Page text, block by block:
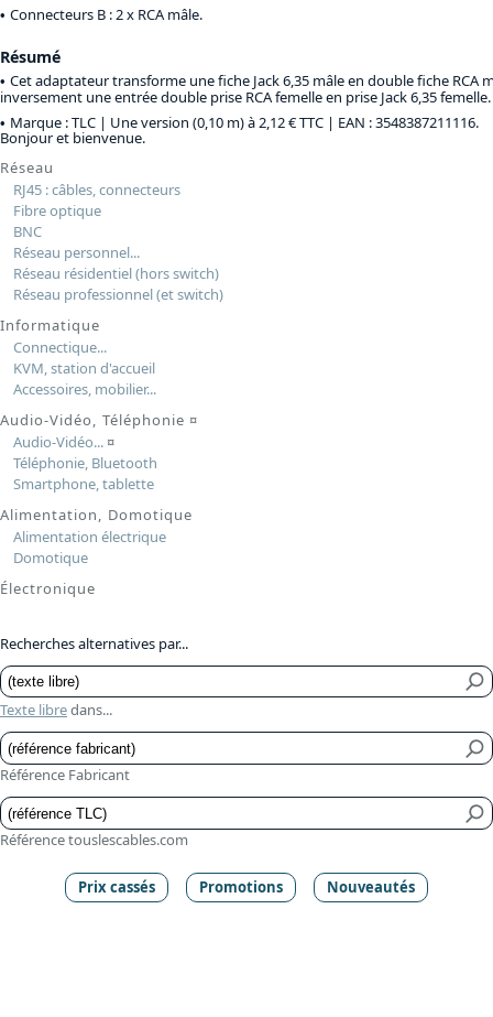
Connecteurs B : 2 x RCA mâle.
Résumé
Cet adaptateur transforme une fiche Jack 6,35 mâle en double fiche RCA
inversement une entrée double prise RCA femelle en prise Jack 6,35 femelle.
Marque : TLC | Une version (0,10 m) à 2,12 € TTC | EAN : 3548387211116.
Bonjour et bienvenue.
Réseau
RJ45 : câbles, connecteurs
Fibre optique
BNC
Réseau personnel...
Réseau résidentiel (hors switch)
Réseau professionnel (et switch)
Informatique
Connectique...
KVM, station d'accueil
Accessoires, mobilier...
Audio-Vidéo, Téléphonie ¤
Audio-Vidéo...¤
Téléphonie, Bluetooth
Smartphone, tablette
Alimentation, Domotique
Alimentation électrique
Domotique
Électronique
Recherches alternatives par...
Texte libredans...
Référence Fabricant
Référence touslescables.com
Prix cassés Promotions Nouveautés